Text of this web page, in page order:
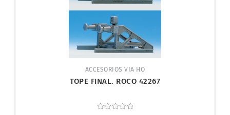
ACCESORIOS VIA HO
TOPE FINAL. ROCO 42267